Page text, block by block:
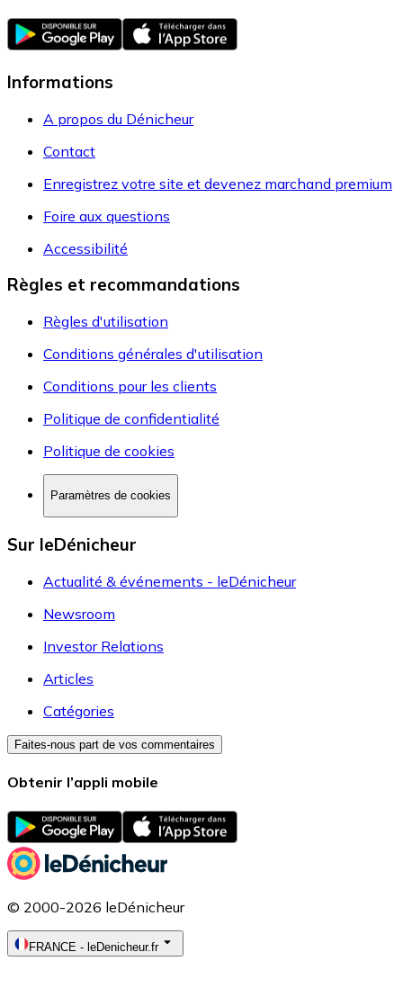
Informations
A propos du Dénicheur
Contact
Enregistrez votre site et devenez marchand premium
Foire aux questions
Accessibilité
Règles et recommandations
Règles d'utilisation
Conditions générales d'utilisation
Conditions pour les clients
Politique de confidentialité
Politique de cookies
Paramètres de cookies
Sur leDénicheur
Actualité & événements - leDénicheur
Newsroom
Investor Relations
Articles
Catégories
Faites-nous part de vos commentaires
Obtenir l’appli mobile
© 2000-2026 leDénicheur
FRANCE - leDenicheur.fr